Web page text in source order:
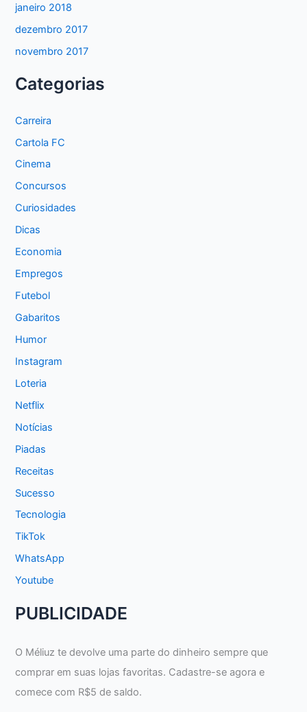
janeiro 2018
dezembro 2017
novembro 2017
Categorias
Carreira
Cartola FC
Cinema
Concursos
Curiosidades
Dicas
Economia
Empregos
Futebol
Gabaritos
Humor
Instagram
Loteria
Netflix
Notícias
Piadas
Receitas
Sucesso
Tecnologia
TikTok
WhatsApp
Youtube
PUBLICIDADE
O Méliuz te devolve uma parte do dinheiro sempre que
comprar em suas lojas favoritas. Cadastre-se agora e
comece com R$5 de saldo.